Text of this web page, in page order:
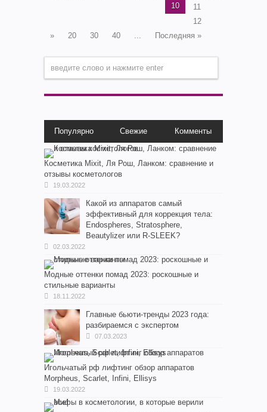
10
11
12
»
20 30 40 ... Последняя »
Популярно Свежие Комменты
Косметика Мixit, Ля Рош, Ланком: сравнение и
отзывы косметологов
19.03.2022
Какой из аппаратов самый
эффективный для коррекция тела:
Endospheres, Stratosphere,
Beautylizer или R-SLEEK?
02.03.2022
Модные оттенки помад 2023: роскошные и
стильные варианты
18.11.2022
Главные бьюти-тренды 2023 года:
разбираемся с экспертом
07.03.2023
Игольчатый рф лифтинг обзор аппаратов
Morpheus, Scarlet, Infini, Ellisys
19.03.2022